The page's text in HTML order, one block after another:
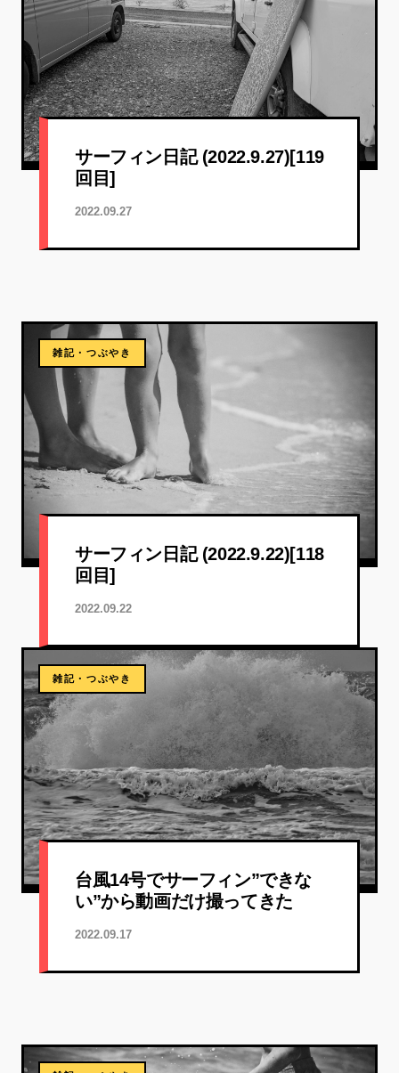
サーフィン日記 (2022.9.27)[119
回目]
2022.09.27
雑記・つぶやき
サーフィン日記 (2022.9.22)[118
回目]
2022.09.22
雑記・つぶやき
台風14号でサーフィン”できな
い”から動画だけ撮ってきた
2022.09.17